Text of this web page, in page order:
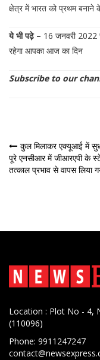
क्षेत्र में भारत को प्रथम बनाने
ये भी पढ़े – 16 जनवरी 2022
रहेगा आपका आज का दिन
Subscribe to our
पोस्ट
नेविगेशन
कुल मिलाकर एक्यूआई में
पूरे एनसीआर में जीआरएपी के
तत्काल प्रभाव से वापस लिया
Location : Plot No - 4,
(110096)
Phone: 9911247247